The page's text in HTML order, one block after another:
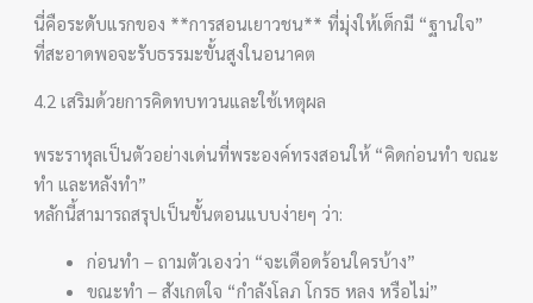
นี่คือระดับแรกของ **การสอนเยาวชน** ที่มุ่งให้เด็กมี “ฐานใจ”
ที่สะอาดพอจะรับธรรมะขั้นสูงในอนาคต
4.2 เสริมด้วยการคิดทบทวนและใช้เหตุผล
พระราหุลเป็นตัวอย่างเด่นที่พระองค์ทรงสอนให้ “คิดก่อนทำ ขณะ
ทำ และหลังทำ”
หลักนี้สามารถสรุปเป็นขั้นตอนแบบง่ายๆ ว่า:
ก่อนทำ – ถามตัวเองว่า “จะเดือดร้อนใครบ้าง”
ขณะทำ – สังเกตใจ “กำลังโลภ โกรธ หลง หรือไม่”